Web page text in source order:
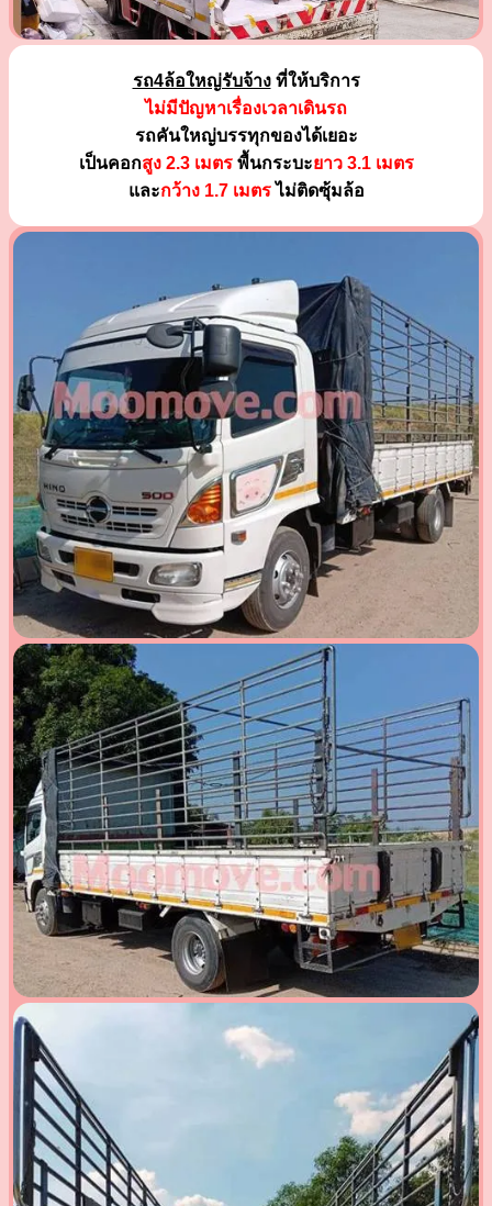
รถ4ล้อใหญ่รับจ้างที่ให้บริการ
ไม่มีปัญหาเรื่องเวลาเดินรถ
รถคันใหญ่บรรทุกของได้เยอะ
เป็นคอกสูง 2.3 เมตรพื้นกระบะยาว 3.1 เมตร
และกว้าง 1.7 เมตรไม่ติดซุ้มล้อ